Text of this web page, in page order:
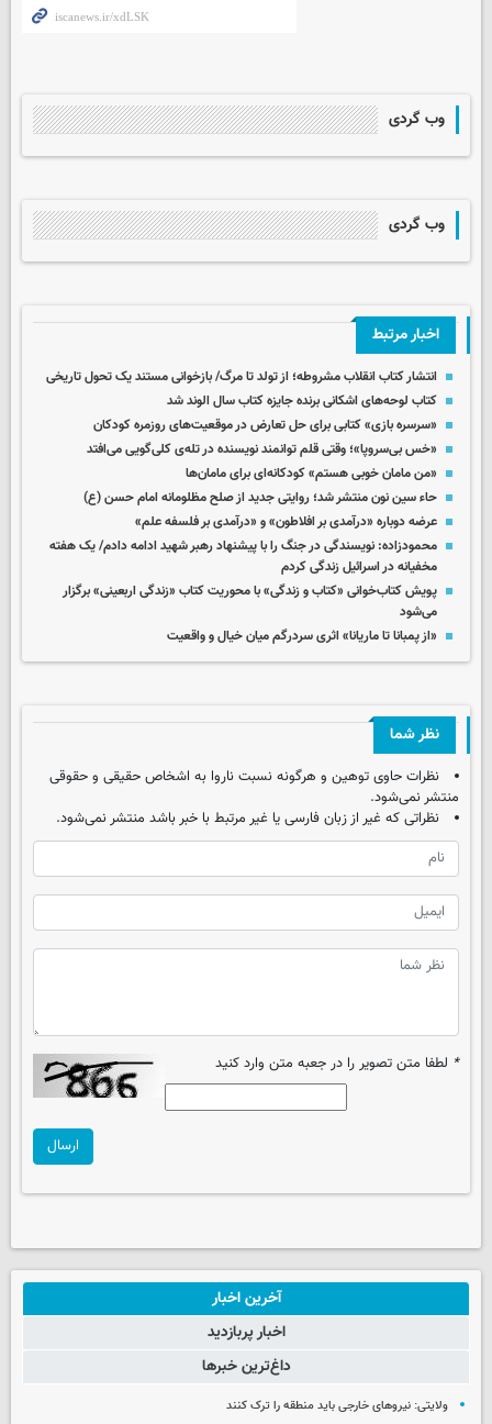
وب گردی
وب گردی
اخبار مرتبط
انتشار کتاب انقلاب مشروطه؛ از تولد تا مرگ/ بازخوانی مستند یک تحول تاریخی
کتاب لوحه‌های اشکانی برنده جایزه کتاب سال الوند شد
«سرسره بازی» کتابی برای حل تعارض در موقعیت‌های روزمره کودکان
«خس بی‌سروپا»؛ وقتی قلم توانمند نویسنده در تله‌ی کلی‌گویی می‌افتد
«من مامان خوبی هستم» کودکانه‌ای برای مامان‌ها
حاء سین نون منتشر شد؛ روایتی جدید از صلح مظلومانه امام حسن (ع)
عرضه دوباره «درآمدی بر افلاطون» و «درآمدی بر فلسفه علم»
محمودزاده: نویسندگی در جنگ را با پیشنهاد رهبر شهید ادامه دادم/ یک هفته
مخفیانه در اسرائیل زندگی کردم
پویش کتاب‌خوانی «کتاب و زندگی» با محوریت کتاب «زندگی اربعینی» برگزار
می‌شود
«از پمبانا تا ماریانا» اثری سردرگم میان خیال و واقعیت
نظر شما
نظرات حاوی توهین و هرگونه نسبت ناروا به اشخاص حقیقی و حقوقی
منتشر نمی‌شود.
نظراتی که غیر از زبان فارسی یا غیر مرتبط با خبر باشد منتشر نمی‌شود.
* لطفا متن تصویر را در جعبه متن وارد کنید
ارسال
آخرین اخبار
اخبار پربازدید
داغ‌ترین خبرها
ولایتی: نیروهای خارجی باید منطقه را ترک کنند